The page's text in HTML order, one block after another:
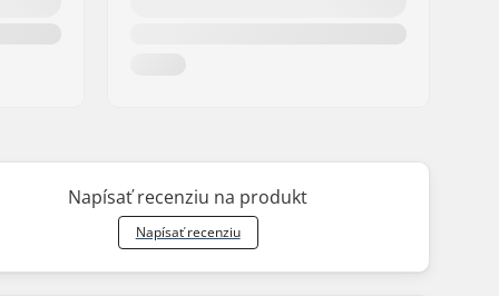
Napísať recenziu na produkt
Napísať recenziu